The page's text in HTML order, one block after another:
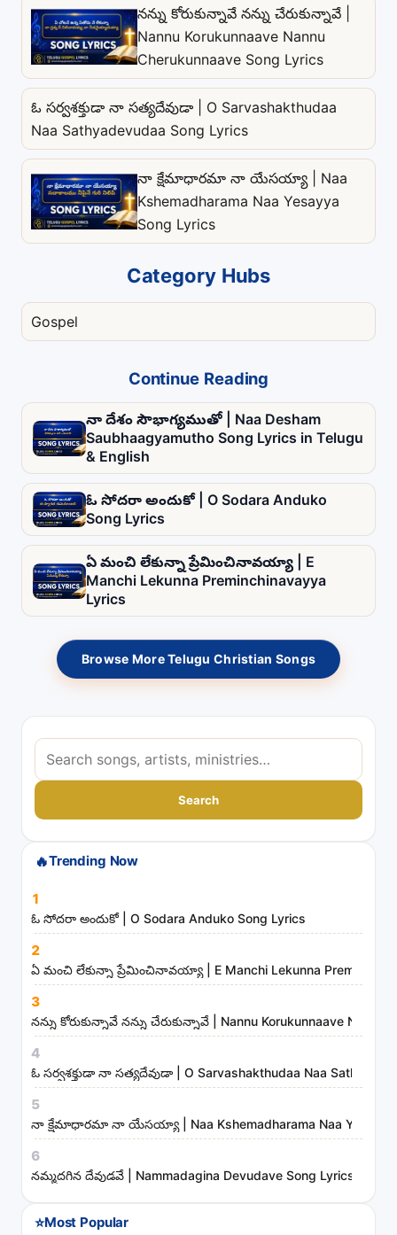
నన్ను కోరుకున్నావే నన్ను చేరుకున్నావే |
Nannu Korukunnaave Nannu
Cherukunnaave Song Lyrics
ఓ సర్వశక్తుడా నా సత్యదేవుడా | O Sarvashakthudaa
Naa Sathyadevudaa Song Lyrics
నా క్షేమాధారమా నా యేసయ్యా | Naa
Kshemadharama Naa Yesayya
Song Lyrics
Category Hubs
Gospel
Continue Reading
నా దేశం సౌభాగ్యముతో | Naa Desham
Saubhaagyamutho Song Lyrics in Telugu
& English
ఓ సోదరా అందుకో | O Sodara Anduko
Song Lyrics
ఏ మంచి లేకున్నా ప్రేమించినావయ్యా | E
Manchi Lekunna Preminchinavayya
Lyrics
Browse More Telugu Christian Songs
S
e
r
h
o
n
g
s
,
a
r
t
t
s
Search
🔥Trending Now
1
ఓ సోదరా అందుకో | O Sodara Anduko Song Lyrics
2
ఏ మంచి లేకున్నా ప్రేమించినావయ్యా | E Manchi Lekunna
3
నన్ను కోరుకున్నావే నన్ను చేరుకున్నావే | Nannu Korukunnaave Nannu
4
ఓ సర్వశక్తుడా నా సత్యదేవుడా | O Sarvashakthudaa Naa
5
నా క్షేమాధారమా నా యేసయ్యా | Naa Kshemadharama Naa Yesayya
6
నమ్మదగిన దేవుడవే | Nammadagina Devudave Song Lyrics
⭐Most Popular